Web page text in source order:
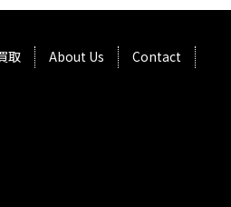
取 About Us Contact